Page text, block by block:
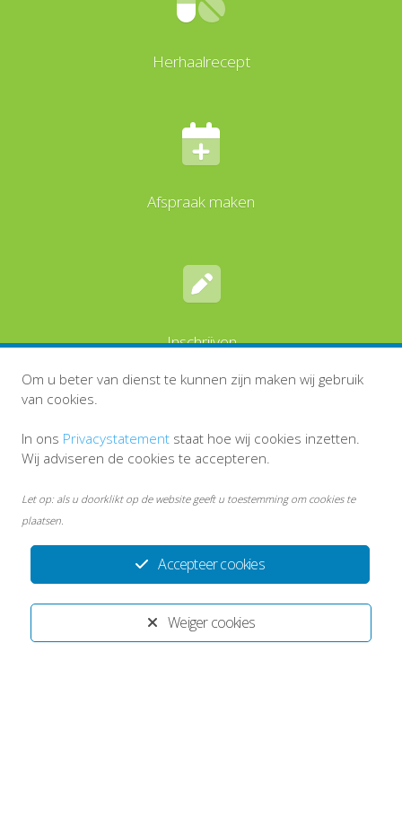
Herhaalrecept
Afspraak maken
Inschrijven
Persoonsgegevens en privacy
Weiger cookies
Accepteer cookies
Om u beter van dienst te kunnen zijn maken wij gebruik
van cookies.
In ons Privacystatement staat hoe wij cookies inzetten.
Wij adviseren de cookies te accepteren.
Let op: als u doorklikt op de website geeft u toestemming om cookies te
plaatsen.